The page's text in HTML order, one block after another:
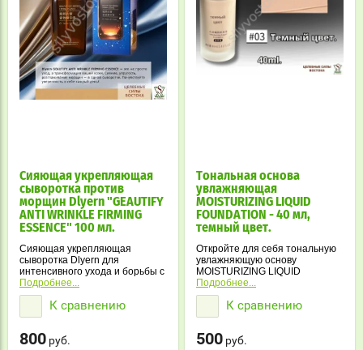
Сияющая укрепляющая
сыворотка против
морщин Dlyern "GEAUTIFY
ANTI WRINKLE FIRMING
ESSENCE" 100 мл.
Сияющая укрепляющая
сыворотка Dlyern для
интенсивного ухода и борьбы с
возрастными изменениями.
Подробнее...
К сравнению
800 руб.
Тональная основа
увлажняющая
MOISTURIZING LIQUID
FOUNDATION - 40 мл,
темный цвет.
Откройте для себя тональную
увлажняющую основу
MOISTURIZING LIQUID
FOUNDATION - идеально
подходящую для создания
безупречного макияжа. Эта
стойкая основа с легкой
типа кожи и дарит ощущение
Подробнее...
К сравнению
500 руб.